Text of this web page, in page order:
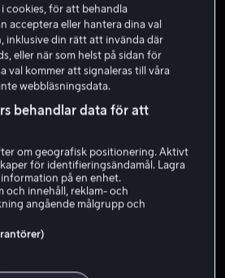
Resan
Skaffa Viaplay
Ketchum har en ny plan: att se
Ketchum har en ny plan: att se
cookies, för att behandla
acceptera eller hantera dina val
inklusive din rätt att invända där
eller när som helst på sidan för
val kommer att signaleras till våra
webbläsningsdata.
behandlar data för att
om geografisk positionering. Aktivt
för identifieringsändamål. Lagra
på en enhet.
och innehåll, reklam- och
angående målgrupp och